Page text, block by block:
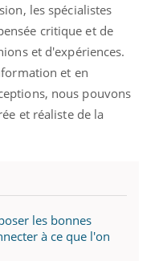
les spécialistes
critique et de
et d'expériences.
et en
nous pouvons
et réaliste de la
les bonnes
à ce que l'on